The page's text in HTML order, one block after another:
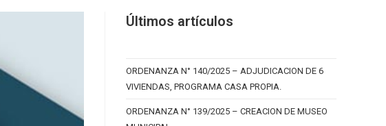
Últimos artículos
ORDENANZA N° 140/2025 – ADJUDICACION DE 6
VIVIENDAS, PROGRAMA CASA PROPIA.
ORDENANZA N° 139/2025 – CREACION DE MUSEO